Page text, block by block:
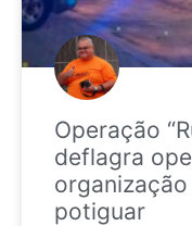
Operação
deflagra
potiguar